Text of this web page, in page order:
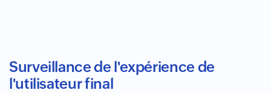
Surveillance de l'expérience de
l'utilisateur final